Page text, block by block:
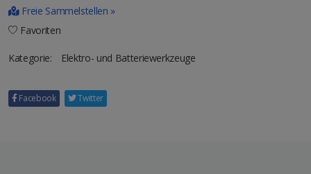
Freie Sammelstellen »
Favoriten
Kategorie: Elektro- und Batteriewerkzeuge
Facebook Twitter